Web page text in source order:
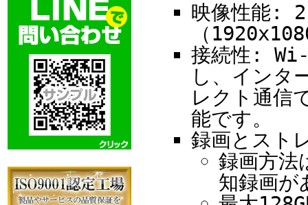
映像性能:
（
接続性: Wi-
し、インタ
レクト通信
能です。
録画とスト
録画方法
知録画が